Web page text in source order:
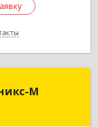
М
Оникс-М
Сафоновский р-н,